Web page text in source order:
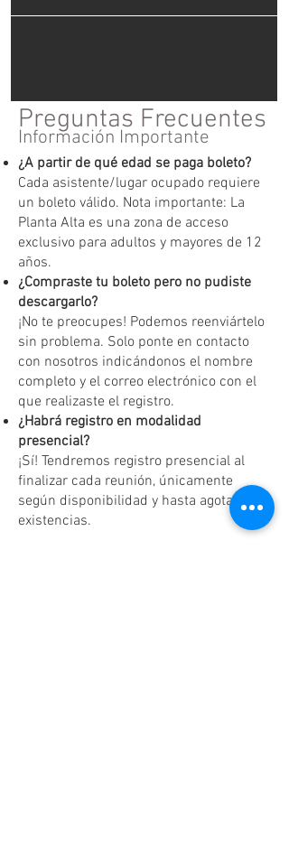
Preguntas Frecuentes
Información Importante
¿A partir de qué edad se paga boleto?
Cada asistente/lugar ocupado requiere
un boleto válido. Nota importante: La
Planta Alta es una zona de acceso
exclusivo para adultos y mayores de 12
años.
¿Compraste tu boleto pero no pudiste
descargarlo?
¡No te preocupes! Podemos reenviártelo
sin problema. Solo ponte en contacto
con nosotros indicándonos el nombre
completo y el correo electrónico con el
que realizaste el registro.
¿Habrá registro en modalidad
presencial?
¡Sí! Tendremos registro presencial al
finalizar cada reunión, únicamente
según disponibilidad y hasta agotar
existencias.